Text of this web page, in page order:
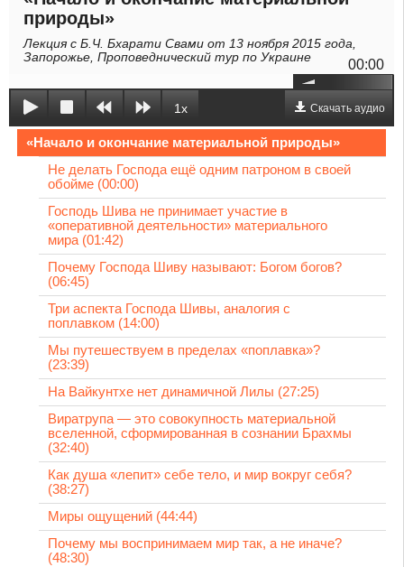
природы»
Лекция с Б.Ч. Бхарати Свами от 13 ноября 2015 года,
Запорожье, Проповеднический тур по Украине
00:00
1x Скачать аудио
«Начало и окончание материальной природы»
Не делать Господа ещё одним патроном в своей
обойме (00:00)
Господь Шива не принимает участие в
«оперативной деятельности» материального
мира (01:42)
Почему Господа Шиву называют: Богом богов?
(06:45)
Три аспекта Господа Шивы, аналогия с
поплавком (14:00)
Мы путешествуем в пределах «поплавка»?
(23:39)
На Вайкунтхе нет динамичной Лилы (27:25)
Виратрупа — это совокупность материальной
вселенной, сформированная в сознании Брахмы
(32:40)
Как душа «лепит» себе тело, и мир вокруг себя?
(38:27)
Миры ощущений (44:44)
Почему мы воспринимаем мир так, а не иначе?
(48:30)